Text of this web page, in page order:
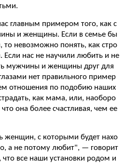
главным примером того, как с
и женщины. Если в семье бы
то невозможно понять, как стро
Если нас не научили любить и не
мужчины и женщины друг для
нет правильного пример
отношения по подобию наших
как мама, или, наоборо
что она более счастливая, чем ее
женщин, с которыми будет нахо
а не потому любит", — говорит
что все наши установки родом и